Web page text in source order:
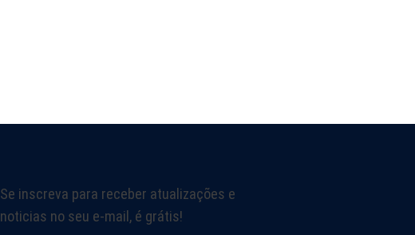
Se inscreva para receber atualizações e
noticias no seu e-mail, é grátis!